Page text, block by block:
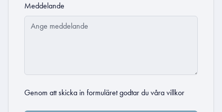
Meddelande
Genom att skicka in formuläret godtar du våra villkor